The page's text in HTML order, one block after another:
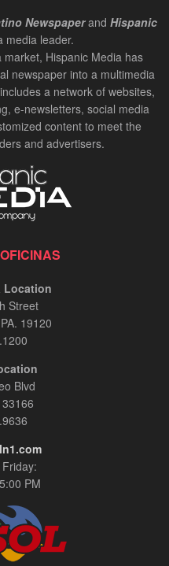
Newspaperand Hispanic
media leader.
Hispanic Media has
newspaper into a multimedia
a network of websites,
e-newsletters, social media
content to meet the
and advertisers.
Location
Street
19120
Blvd
PM